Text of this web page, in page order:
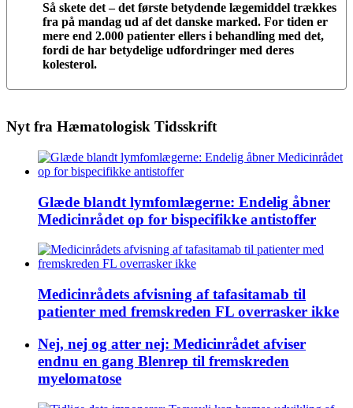
Så skete det – det første betydende lægemiddel trækkes
fra på mandag ud af det danske marked. For tiden er
mere end 2.000 patienter ellers i behandling med det,
fordi de har betydelige udfordringer med deres
kolesterol.
Nyt fra Hæmatologisk Tidsskrift
Glæde blandt lymfomlægerne: Endelig åbner
Medicinrådet op for bispecifikke antistoffer
Medicinrådets afvisning af tafasitamab til
patienter med fremskreden FL overrasker ikke
Nej, nej og atter nej: Medicinrådet afviser
endnu en gang Blenrep til fremskreden
myelomatose